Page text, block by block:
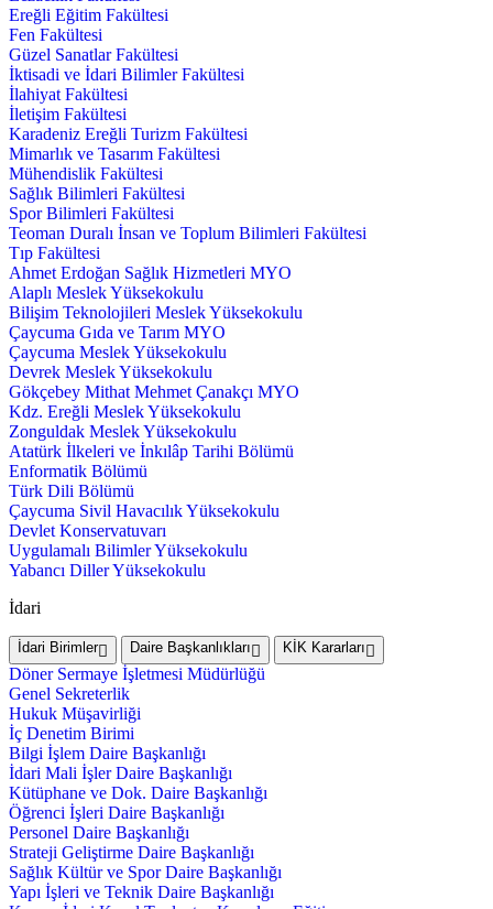
Ereğli Eğitim Fakültesi
Fen Fakültesi
Güzel Sanatlar Fakültesi
İktisadi ve İdari Bilimler Fakültesi
İlahiyat Fakültesi
İletişim Fakültesi
Karadeniz Ereğli Turizm Fakültesi
Mimarlık ve Tasarım Fakültesi
Mühendislik Fakültesi
Sağlık Bilimleri Fakültesi
Spor Bilimleri Fakültesi
Teoman Duralı İnsan ve Toplum Bilimleri Fakültesi
Tıp Fakültesi
Ahmet Erdoğan Sağlık Hizmetleri MYO
Alaplı Meslek Yüksekokulu
Bilişim Teknolojileri Meslek Yüksekokulu
Çaycuma Gıda ve Tarım MYO
Çaycuma Meslek Yüksekokulu
Devrek Meslek Yüksekokulu
Gökçebey Mithat Mehmet Çanakçı MYO
Kdz. Ereğli Meslek Yüksekokulu
Zonguldak Meslek Yüksekokulu
Atatürk İlkeleri ve İnkılâp Tarihi Bölümü
Enformatik Bölümü
Türk Dili Bölümü
Çaycuma Sivil Havacılık Yüksekokulu
Devlet Konservatuvarı
Uygulamalı Bilimler Yüksekokulu
Yabancı Diller Yüksekokulu
İdari
İdari Birimler Daire Başkanlıkları KİK Kararları
Döner Sermaye İşletmesi Müdürlüğü
Genel Sekreterlik
Hukuk Müşavirliği
İç Denetim Birimi
Bilgi İşlem Daire Başkanlığı
İdari Mali İşler Daire Başkanlığı
Kütüphane ve Dok. Daire Başkanlığı
Öğrenci İşleri Daire Başkanlığı
Personel Daire Başkanlığı
Strateji Geliştirme Daire Başkanlığı
Sağlık Kültür ve Spor Daire Başkanlığı
Yapı İşleri ve Teknik Daire Başkanlığı